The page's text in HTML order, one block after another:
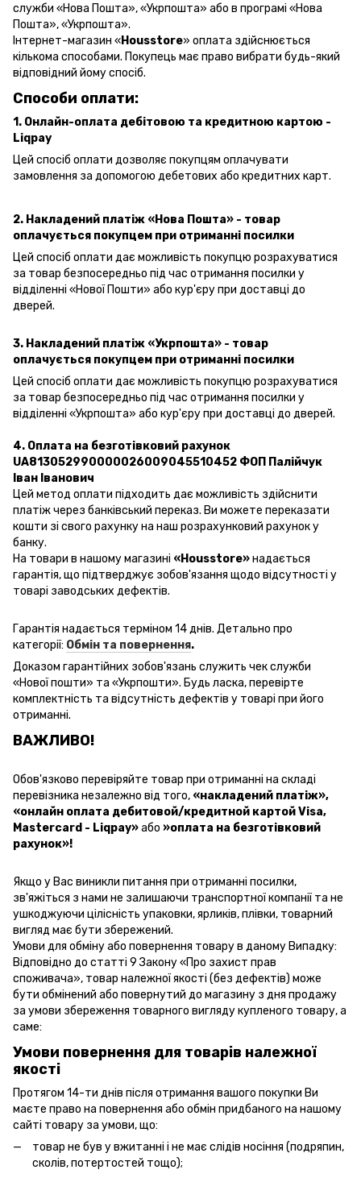
служби «Нова Пошта», «Укрпошта» або в програмі «Нова
Пошта», «Укрпошта».
Інтернет-магазин «Housstore» оплата здійснюється
кількома способами. Покупець має право вибрати будь-який
відповідний йому спосіб.
Способи оплати:
1. Онлайн-оплата дебітовою та кредитною картою -
Liqpay
Цей спосіб оплати дозволяє покупцям оплачувати
замовлення за допомогою дебетових або кредитних карт.
2. Накладений платіж «Нова Пошта» - товар
оплачується покупцем при отриманні посилки
Цей спосіб оплати дає можливість покупцю розрахуватися
за товар безпосередньо під час отримання посилки у
відділенні «Нової Пошти» або кур'єру при доставці до
дверей.
3. Накладений платіж «Укрпошта» - товар
оплачується покупцем при отриманні посилки
Цей спосіб оплати дає можливість покупцю розрахуватися
за товар безпосередньо під час отримання посилки у
відділенні «Укрпошта» або кур'єру при доставці до дверей.
4. Оплата на безготівковий рахунок
UA813052990000026009045510452 ФОП Палійчук
Іван Іванович
Цей метод оплати підходить дає можливість здійснити
платіж через банківський переказ. Ви можете переказати
кошти зі свого рахунку на наш розрахунковий рахунок у
банку.
На товари в нашому магазині «Housstore»надається
гарантія, що підтверджує зобов'язання щодо відсутності у
товарі заводських дефектів.
Гарантія надається терміном 14 днів. Детально про
категорії: Обмін та повернення.
Доказом гарантійних зобов'язань служить чекслужби
«Нової пошти» та «Укрпошти». Будь ласка, перевірте
комплектність та відсутність дефектів у товарі при його
отриманні.
ВАЖЛИВО!
Обов'язково перевіряйте товар при отриманні на складі
перевізника незалежно від того, «накладений платіж»,
«онлайн оплата дебитовой/кредитной картой Visa,
Mastercard - Liqpay»або »оплата на безготівковий
рахунок»!
Якщо у Вас виникли питання при отриманні посилки,
зв'яжіться з нами не залишаючи транспортної компанії та не
ушкоджуючи цілісність упаковки, ярликів, плівки, товарний
вигляд має бути збережений.
Умови для обміну або повернення товару в даному Випадку:
Відповідно до статті 9 Закону «Про захист прав
споживача», товар належної якості (без дефектів) може
бути обмінений або повернутий до магазину з дня продажу
за умови збереження товарного вигляду купленого товару, а
саме:
Умови повернення для товарів належної
якості
Протягом 14-ти днів після отримання вашого покупки Ви
маєте право на повернення або обмін придбаного на нашому
сайті товару за умови, що:
товар не був у вжитанні і не має слідів носіння (подряпин,
сколів, потертостей тощо);